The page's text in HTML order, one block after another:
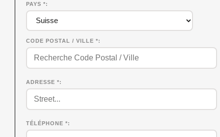
PAYS *
CODE POSTAL / VILLE *
ADRESSE *
TÉLÉPHONE *